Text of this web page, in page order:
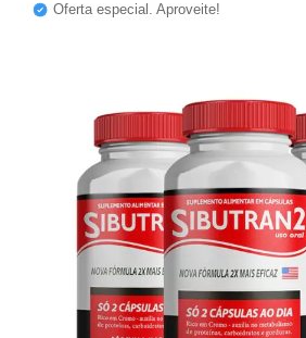
Oferta especial. Aproveite!